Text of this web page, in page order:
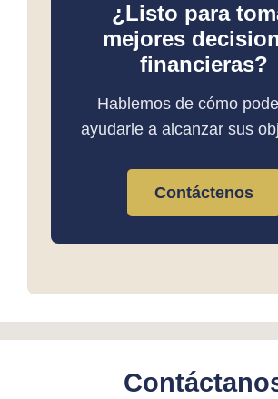
¿Listo para
mejores
financieras?
Hablemos de cómo
ayudarle a alcanzar sus
Contáctenos